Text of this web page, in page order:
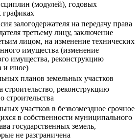
(модулей), годовых
графиках
залогодержателя на передачу права
третьему лицу, заключение
лицом, на изменение технических
имущества (изменение
имущества, реконструкцию
и иное)
планов земельных участков
реконструкцию
строительства
участков в безвозмездное срочное
в собственности муниципального
государственных земель,
не разграничена